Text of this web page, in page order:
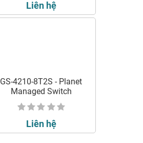
Liên hệ
GS-4210-8T2S - Planet
Managed Switch
Liên hệ